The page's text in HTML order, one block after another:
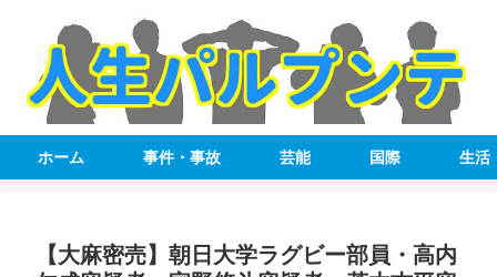
ホーム 事件・事故 芸能 国際 生活
【大麻密売】朝日大学ラグビー部員・高内